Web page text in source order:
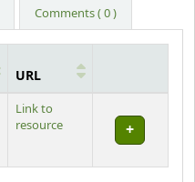
Comments ( 0 )
URL
Link to
resource